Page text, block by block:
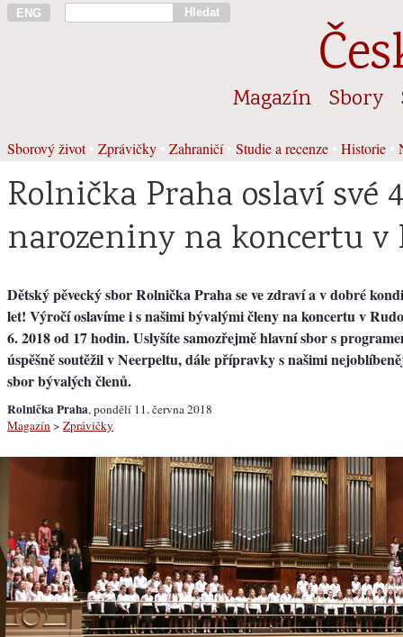
ENG Hledat
Magazín Sbory
Sborový život• Zprávičky Zahraničí• Studie a recenze Historie
Rolnička Praha oslaví své
narozeniny na koncertu
Dětský pěvecký sbor Rolnička Praha se ve zdraví a v dobré
let! Výročí oslavíme i s našimi bývalými členy na koncertu v
6. 2018 od 17 hodin. Uslyšíte samozřejmě hlavní sbor s
úspěšně soutěžil v Neerpeltu, dále přípravky s našimi
sbor bývalých členů.
Rolnička Praha, pondělí 11. června 2018
Magazín > Zprávičky